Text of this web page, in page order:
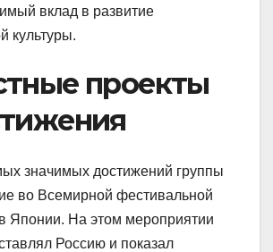
вклад в развитие
культуры.
проекты
значимых достижений группы
во Всемирной фестивальной
Японии. На этом мероприятии
Россию и показал